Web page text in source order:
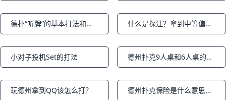
Notifications 德扑“听牌”的基本打法和成牌概率上篇 Notifications 什么是探注？拿到中等偏上的牌如何下注最有利？
Notifications
小对子投机Set的打法 Notifications 德州扑克9人桌和6人桌的打法策略区别
Notifications
玩德州拿到QQ该怎么打？ Notifications 德州扑克保险是什么意思？什么时候买？怎么购买？